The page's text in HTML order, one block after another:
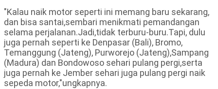
"Kalau naik motor seperti ini memang baru sekarang,
dan bisa santai,sembari menikmati pemandangan
selama perjalanan.Jadi,tidak terburu-buru.Tapi, dulu
juga pernah seperti ke Denpasar (Bali), Bromo,
Temanggung (Jateng), Purworejo (Jateng),Sampang
(Madura) dan Bondowoso sehari pulang pergi,serta
juga pernah ke Jember sehari juga pulang pergi naik
sepeda motor,"ungkapnya.